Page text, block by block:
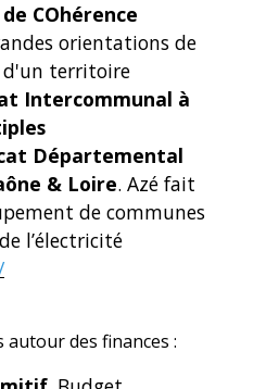
COhérence
orientations de
d'un territoire
Intercommunal à
Départemental
& Loire. Azé fait
de communes
l’électricité
autour des finances :